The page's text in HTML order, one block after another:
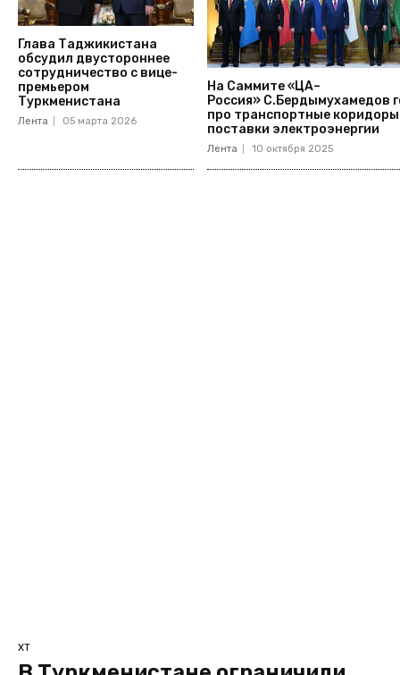
Глава Таджикистана
обсудил двустороннее
сотрудничество с вице-
премьером
Туркменистана
Лента 05 марта 2026
На Саммите «ЦА–
Россия» С.Бердымухамедов
про транспортные коридоры
поставки электроэнергии
Лента 10 октября 2025